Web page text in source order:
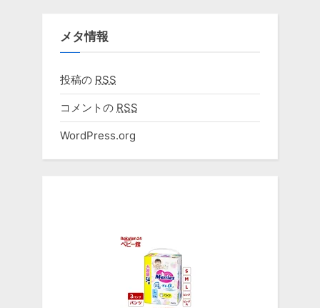
メタ情報
投稿の RSS
コメントの RSS
WordPress.org